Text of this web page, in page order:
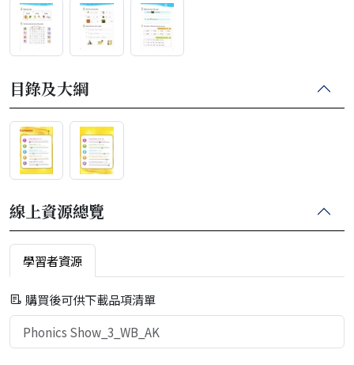
目錄及大綱
線上資源總覽
學習者資源
購買後可供下載品項清單
Phonics Show_3_WB_AK